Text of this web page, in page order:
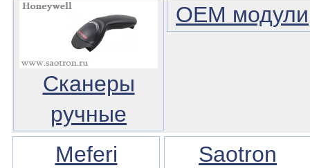
Сканеры
ручные
OEM модули
Meferi Saotron